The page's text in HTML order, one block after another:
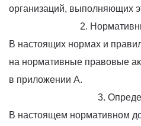
организаций, выполняющих
2.
В настоящих нормах и
на нормативные правовые
в приложении А.
3.
В настоящем нормативном